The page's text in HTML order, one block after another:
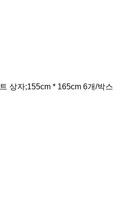
상자;155cm * 165cm 6개/박스